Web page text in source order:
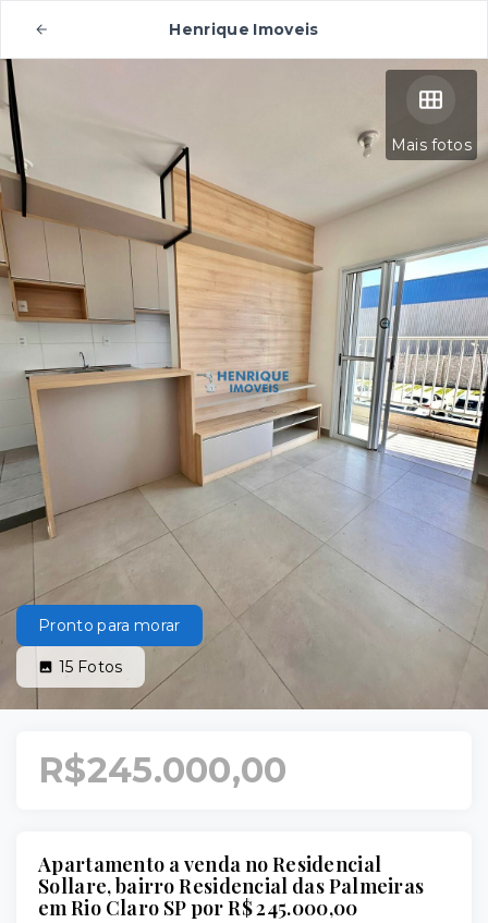
Henrique Imoveis
Mais fotos
Pronto para morar
15 Fotos
R$245.000,00
Apartamento a venda no Residencial
Sollare, bairro Residencial das Palmeiras
em Rio Claro SP por R$ 245.000,00